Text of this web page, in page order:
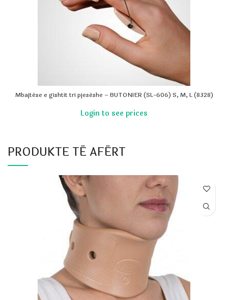
Mbajtëse e gishtit tri pjesëshe – BUTONIER (SL-606) S, M, L (8328)
PRODUKTE TË AFËRT